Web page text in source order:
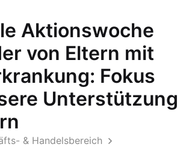
Aktionswoche
von Eltern mit
Fokus
Unterstützung
& Handelsbereich